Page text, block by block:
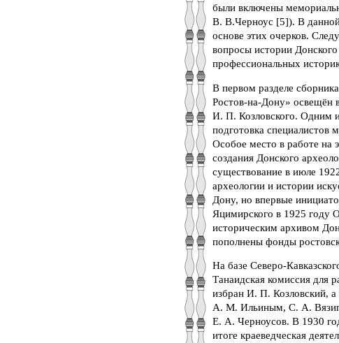
были включены
В. В.Черноус [5]). В данной
основе этих очерков.
вопросы истории
профессиональных
В первом разделе
Ростов-на-Дону» освещён
И. П. Козловского. Одним
подготовка специалистов
Особое место в работе на
создания Донского
существование в июле
археологии и истории
Дону, но впервые
Яцимирского в 1925 году
историческим архивом
пополнены фонды
На базе Северо-
Танаидская комиссия для
избран И. П. Козловский,
А. М. Ильиным, С. А.
Е. А. Черноусов. В 1930
итоге краеведческая